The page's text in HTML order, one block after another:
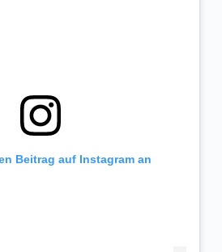
Beitrag auf Instagram an